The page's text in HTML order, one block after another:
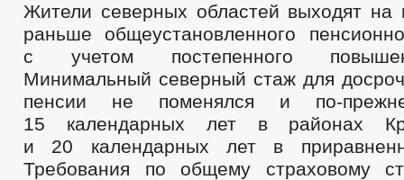
Жители северных областей выходят
раньше общеустановленного
с учетом постепенного
Минимальный северный стаж для
пенсии не поменялся и по-
15 календарных лет в районах
и 20 календарных лет в
Требования по общему страховому